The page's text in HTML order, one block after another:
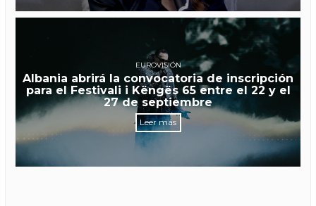
EUROVISIÓN
Albania abrirá la convocatoria de inscripción
para el Festivali i Këngës 65 entre el 22 y el
27 de septiembre
Leer más